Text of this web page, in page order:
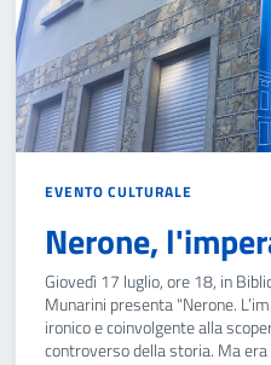
EVENTO CULTURALE
Nerone,
Giovedì 17 luglio, ore 18, in
Munarini presenta "Nerone.
ironico e coinvolgente alla
controverso della storia. Ma